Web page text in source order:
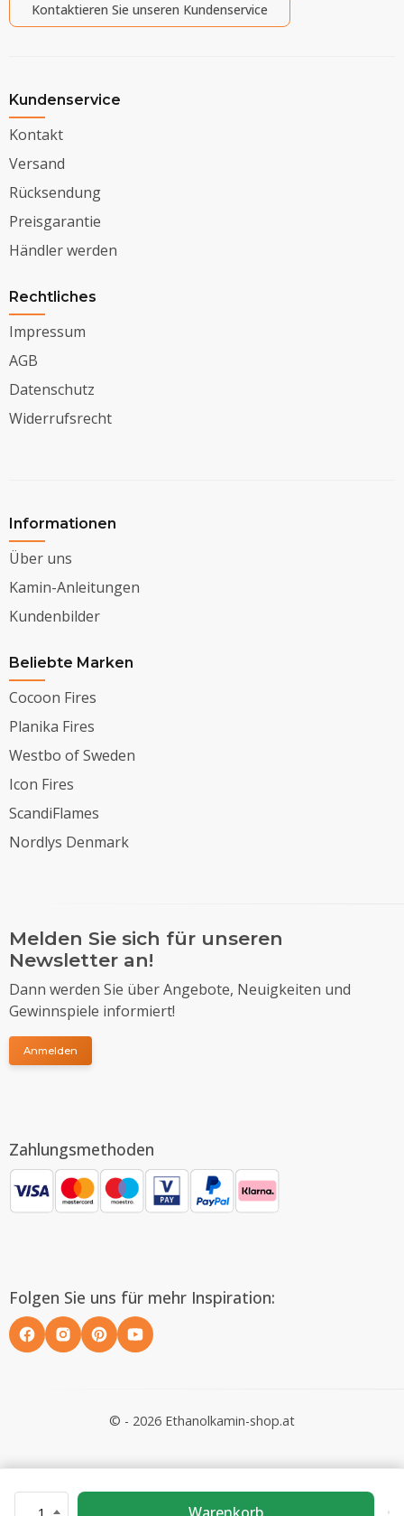
1 Warenkorb
Kontaktieren Sie unseren Kundenservice
Kundenservice
Kontakt
Versand
Rücksendung
Preisgarantie
Händler werden
Rechtliches
Impressum
AGB
Datenschutz
Widerrufsrecht
Informationen
Über uns
Kamin-Anleitungen
Kundenbilder
Beliebte Marken
Cocoon Fires
Planika Fires
Westbo of Sweden
Icon Fires
ScandiFlames
Nordlys Denmark
Melden Sie sich für unseren
Newsletter an!
Dann werden Sie über Angebote, Neuigkeiten und
Gewinnspiele informiert!
Anmelden
Zahlungsmethoden
Folgen Sie uns für mehr Inspiration:
© - 2026 Ethanolkamin-shop.at